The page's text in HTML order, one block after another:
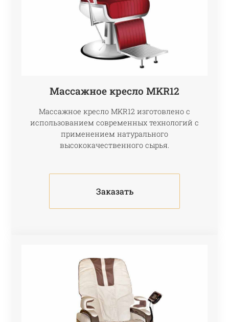
Массажное кресло МKR12
Массажное кресло МKR12 изготовлено с
использованием современных технологий с
применением натурального
высококачественного сырья.
Заказать